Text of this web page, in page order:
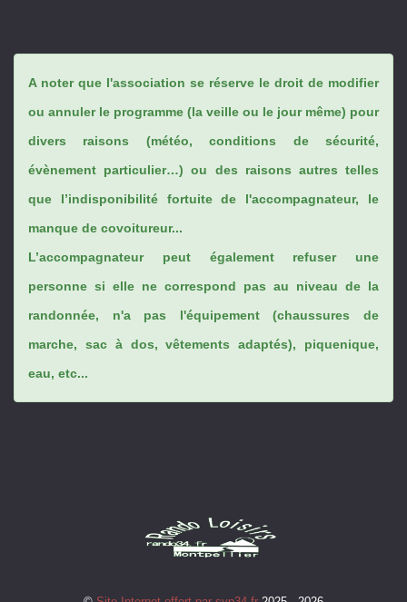
A noter que l'association se réserve le droit de modifier
ou annuler le programme (la veille ou le jour même) pour
divers raisons (météo, conditions de sécurité,
évènement particulier…) ou des raisons autres telles
que l’indisponibilité fortuite de l'accompagnateur, le
manque de covoitureur...
L’accompagnateur peut également refuser une
personne si elle ne correspond pas au niveau de la
randonnée, n'a pas l'équipement (chaussures de
marche, sac à dos, vêtements adaptés), piquenique,
eau, etc...